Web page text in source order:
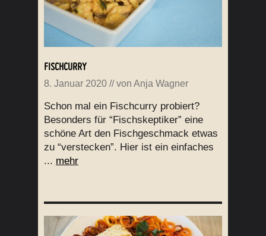
FISCHCURRY
8. Januar 2020 // von Anja Wagner
Schon mal ein Fischcurry probiert?
Besonders für “Fischskeptiker” eine
schöne Art den Fischgeschmack etwas
zu “verstecken”. Hier ist ein einfaches
... mehr